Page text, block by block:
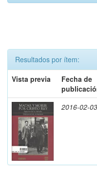
Resultados por ítem:
Vista previa
Fecha de
2016-02-03